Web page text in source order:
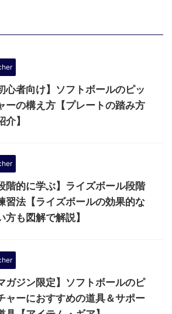
心者向け】ソフトボールのピッ
ーの構え方【プレートの踏み方
介】
階的に学ぶ】ライズボール段階
習法【ライズボールの効果的な
方も図解で解説】
ガジン限定】ソフトボールのピ
ャーにおすすめの道具＆サポー